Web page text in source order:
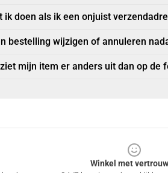
ik doen als ik een onjuist
bestelling wijzigen of annuleren
mijn item er anders uit dan op de
Winkel met